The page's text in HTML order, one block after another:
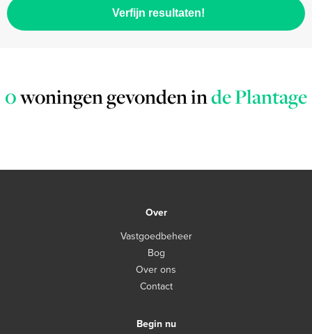
Verfijn resultaten!
0woningen gevonden inde Plantage
Over
Vastgoedbeheer
Bog
Over ons
Contact
Begin nu